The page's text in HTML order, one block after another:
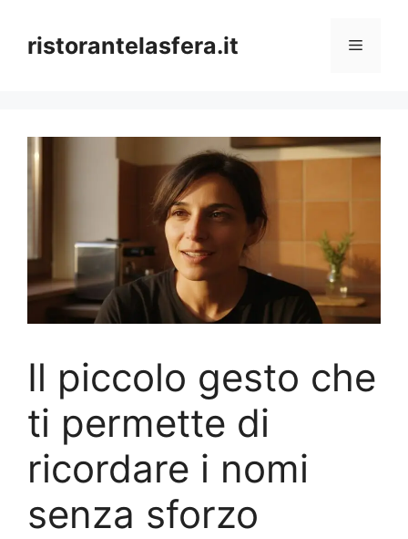
contentristorantelasfera.it Menu
Il piccolo gesto che
ti permette di
ricordare i nomi
senza sforzo